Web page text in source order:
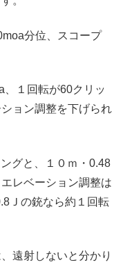
分位、スコープ
、１回転が60クリッ
ョン調整を下げられ
グと、１０ｍ・0.48
レベーション調整は
Ｊの銃なら約１回転
遠射しないと分かり